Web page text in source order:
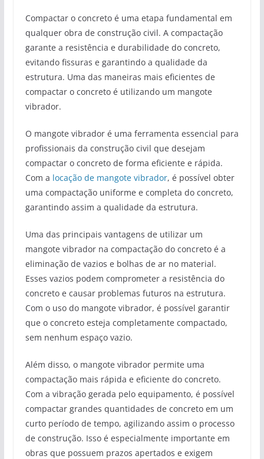
Compactar o concreto é uma etapa fundamental em
qualquer obra de construção civil. A compactação
garante a resistência e durabilidade do concreto,
evitando fissuras e garantindo a qualidade da
estrutura. Uma das maneiras mais eficientes de
compactar o concreto é utilizando um mangote
vibrador.
O mangote vibrador é uma ferramenta essencial para
profissionais da construção civil que desejam
compactar o concreto de forma eficiente e rápida.
Com a locação de mangote vibrador, é possível obter
uma compactação uniforme e completa do concreto,
garantindo assim a qualidade da estrutura.
Uma das principais vantagens de utilizar um
mangote vibrador na compactação do concreto é a
eliminação de vazios e bolhas de ar no material.
Esses vazios podem comprometer a resistência do
concreto e causar problemas futuros na estrutura.
Com o uso do mangote vibrador, é possível garantir
que o concreto esteja completamente compactado,
sem nenhum espaço vazio.
Além disso, o mangote vibrador permite uma
compactação mais rápida e eficiente do concreto.
Com a vibração gerada pelo equipamento, é possível
compactar grandes quantidades de concreto em um
curto período de tempo, agilizando assim o processo
de construção. Isso é especialmente importante em
obras que possuem prazos apertados e exigem